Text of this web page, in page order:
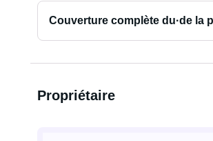
Couverture complète du·de la
Propriétaire